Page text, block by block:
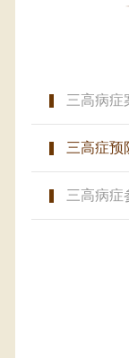
三高病症
三高症预
三高病症